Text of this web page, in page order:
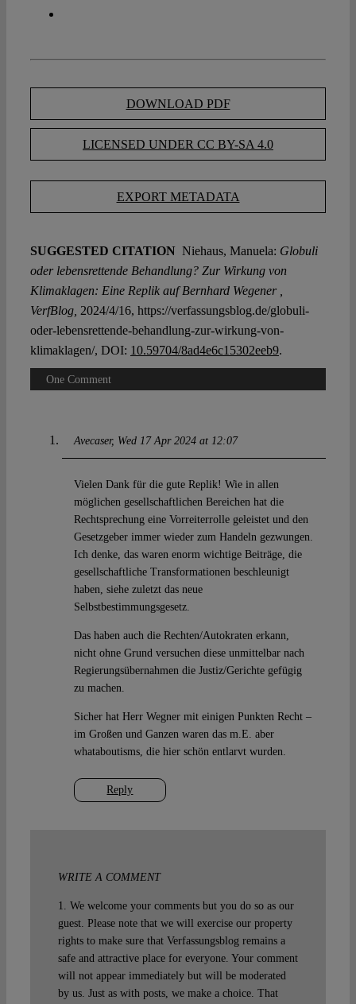
DOWNLOAD PDF
LICENSED UNDER CC BY-SA 4.0
EXPORT METADATA
SUGGESTED CITATION Niehaus, Manuela: Globuli
oder lebensrettende Behandlung? Zur Wirkung von
Klimaklagen: Eine Replik auf Bernhard Wegener ,
VerfBlog, 2024/4/16, https://verfassungsblog.de/globuli-
oder-lebensrettende-behandlung-zur-wirkung-von-
klimaklagen/, DOI: 10.59704/8ad4e6c15302eeb9.
One Comment
Avecaser Wed 17 Apr 2024 at 12:07
Reply
Vielen Dank für die gute Replik! Wie in allen
möglichen gesellschaftlichen Bereichen hat die
Rechtsprechung eine Vorreiterrolle geleistet und den
Gesetzgeber immer wieder zum Handeln gezwungen.
Ich denke, das waren enorm wichtige Beiträge, die
gesellschaftliche Transformationen beschleunigt
haben, siehe zuletzt das neue
Selbstbestimmungsgesetz.
Das haben auch die Rechten/Autokraten erkann,
nicht ohne Grund versuchen diese unmittelbar nach
Regierungsübernahmen die Justiz/Gerichte gefügig
zu machen.
Sicher hat Herr Wegner mit einigen Punkten Recht –
im Großen und Ganzen waren das m.E. aber
whataboutisms, die hier schön entlarvt wurden.
WRITE A COMMENT
1. We welcome your comments but you do so as our
guest. Please note that we will exercise our property
rights to make sure that Verfassungsblog remains a
safe and attractive place for everyone. Your comment
will not appear immediately but will be moderated
by us. Just as with posts, we make a choice. That